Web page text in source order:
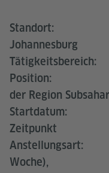
Standort:
Johannesburg
Position:
der Region
Startdatum:
Zeitpunkt
Woche),